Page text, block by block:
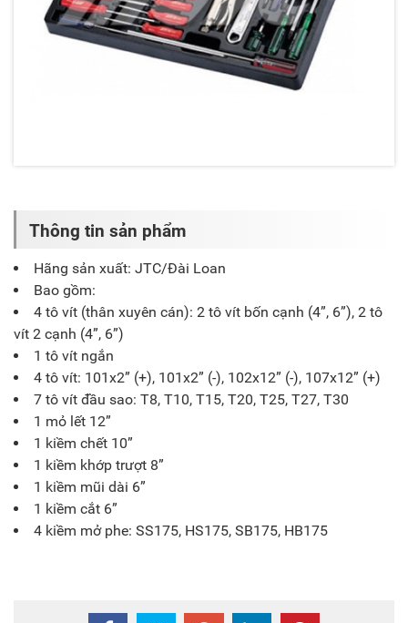
Thông tin sản phẩm
Hãng sản xuất: JTC/Đài Loan
Bao gồm:
4 tô vít (thân xuyên cán): 2 tô vít bốn cạnh (4”, 6”), 2 tô
vít 2 cạnh (4”, 6”)
1 tô vít ngắn
4 tô vít: 101x2” (+), 101x2” (-), 102x12” (-), 107x12” (+)
7 tô vít đầu sao: T8, T10, T15, T20, T25, T27, T30
1 mỏ lết 12”
1 kiềm chết 10”
1 kiềm khớp trượt 8”
1 kiềm mũi dài 6”
1 kiềm cắt 6”
4 kiềm mở phe: SS175, HS175, SB175, HB175